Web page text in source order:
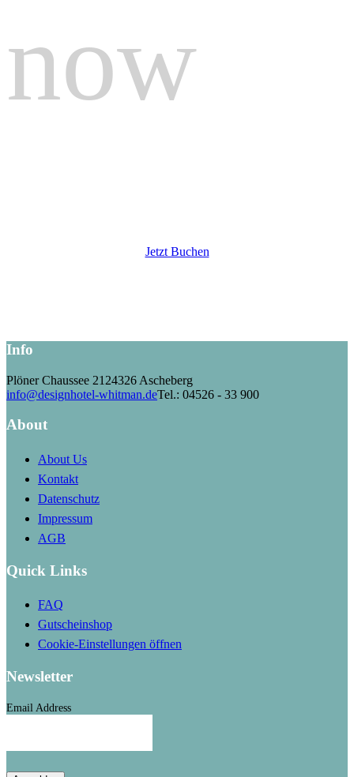
now
Jetzt Buchen
Info
Plöner Chaussee 21 24326 Ascheberg
info@designhotel-whitman.deTel.: 04526 - 33 900
About
About Us
Kontakt
Datenschutz
Impressum
AGB
Quick Links
FAQ
Gutscheinshop
Cookie-Einstellungen öffnen
Newsletter
Email Address